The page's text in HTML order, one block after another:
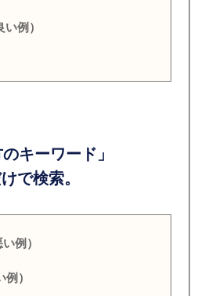
例）
キーワード」
で検索。
例）
）